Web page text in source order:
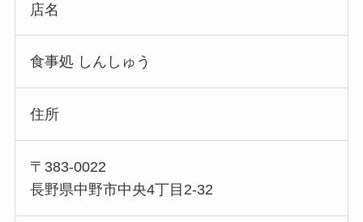
店名
食事処 しんしゅう
住所
〒383-0022
長野県中野市中央4丁目2-32